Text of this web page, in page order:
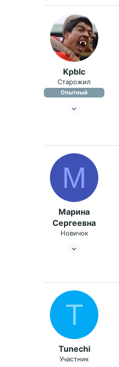
Kpblc
Старожил
Опытный
М
Марина
Сергеевна
Новичок
36
T
Tunechi
Участник